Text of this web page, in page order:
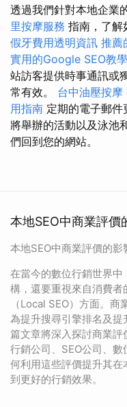
透過我們針對本地企
里按摩服務 指南，了解
假牙費用透明資訊 推薦
實用的Google SEO教
站訪客提供時事通訊或
常有效。 台中油壓按摩
用指南 定期的電子郵件
將舉辦的活動以及泳池
們回到您的網站。
本地SEO中商業評價
本地SEO中商業評價的
在當今的數位行銷世界
構，還要重視來自消費
（Local SEO）方面。
為提升搜尋引擎排名及
篇文章將深入探討商業評
行銷公司、SEO公司、
何利用這些評價提升其
到更好的行銷效果。